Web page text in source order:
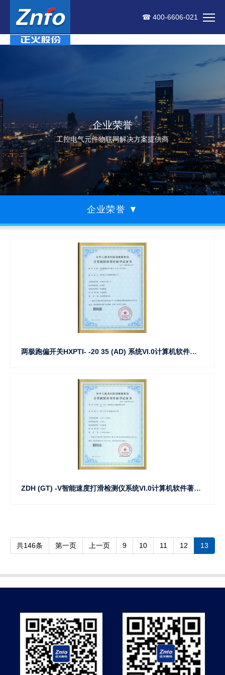
☎ 400-6606-021
企业荣誉
工控电气元件物联网解决方案提供商
企业荣誉 ▼
两极跑偏开关HXPTI- -20 35 (AD) 系统VI.0计算机软件著作权登记证书
ZDH (GT) -V智能速度打滑检测仪系统VI.0计算机软件著作权登记证书
共146条 第一页 上一页 9 10 11 12 13